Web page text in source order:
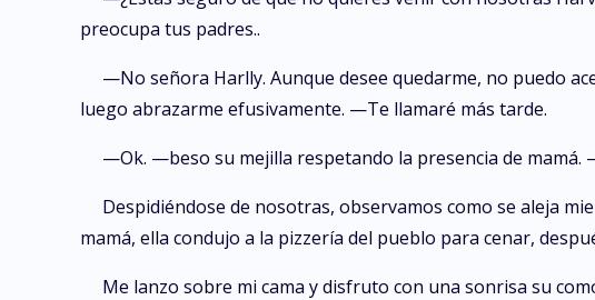
preocupa tus padres..
—No señora Harlly. Aunque desee quedarme, no puedo
luego abrazarme efusivamente. —Te llamaré más tarde.
—Ok. —beso su mejilla respetando la presencia de mamá.
Despidiéndose de nosotras, observamos como se aleja
mamá, ella condujo a la pizzería del pueblo para cenar,
Me lanzo sobre mi cama y disfruto con una sonrisa su